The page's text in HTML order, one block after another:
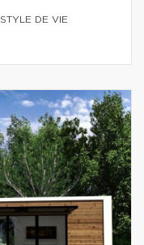
STYLE DE VIE